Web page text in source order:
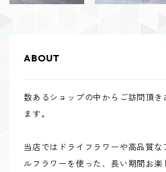
ABOUT
数あるショップの中からご訪問頂き
ます。
当店ではドライフラワーや高品質な
ルフラワーを使った、長い期間お楽